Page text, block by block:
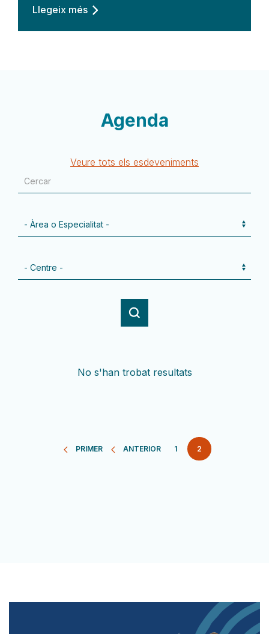
Llegeix més
Agenda
Veure tots els esdeveniments
No s'han trobat resultats
PaginacióPRIMER ANTERIOR PÀGINA
1 2